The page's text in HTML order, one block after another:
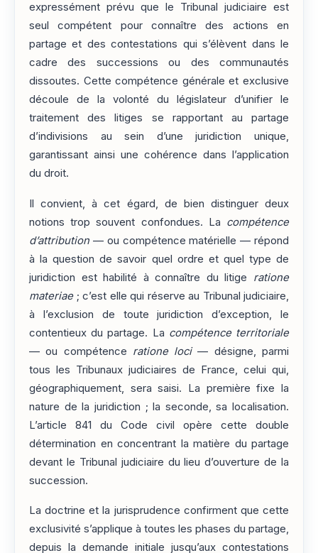
expressément prévu que le Tribunal judiciaire est
seul compétent pour connaître des actions en
partage et des contestations qui s’élèvent dans le
cadre des successions ou des communautés
dissoutes. Cette compétence générale et exclusive
découle de la volonté du législateur d’unifier le
traitement des litiges se rapportant au partage
d’indivisions au sein d’une juridiction unique,
garantissant ainsi une cohérence dans l’application
du droit.
Il convient, à cet égard, de bien distinguer deux
notions trop souvent confondues. La compétence
d’attribution — ou compétence matérielle — répond
à la question de savoir quel ordre et quel type de
juridiction est habilité à connaître du litige ratione
materiae; c’est elle qui réserve au Tribunal judiciaire,
à l’exclusion de toute juridiction d’exception, le
contentieux du partage. La compétence territoriale
— ou compétence ratione loci— désigne, parmi
tous les Tribunaux judiciaires de France, celui qui,
géographiquement, sera saisi. La première fixe la
nature de la juridiction ; la seconde, sa localisation.
L’article 841 du Code civil opère cette double
détermination en concentrant la matière du partage
devant le Tribunal judiciaire du lieu d’ouverture de la
succession.
La doctrine et la jurisprudence confirment que cette
exclusivité s’applique à toutes les phases du partage,
depuis la demande initiale jusqu’aux contestations